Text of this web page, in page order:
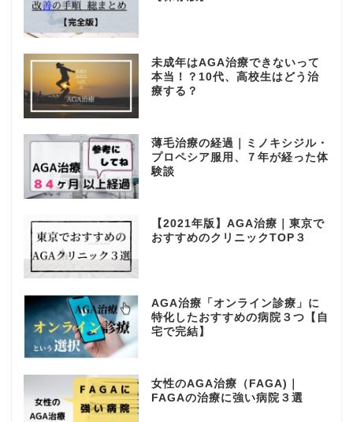
未成年はAGA治療できないって
本当！？10代、高校生はどう治
療する？
薄毛治療の経過｜ミノキシジル・
プロペシア服用、７年が経った体
験談
【2021年版】AGA治療｜東京で
おすすめのクリニックTOP３
AGA治療「オンライン診療」に
特化したおすすめの病院３つ【自
宅で完結】
女性のAGA治療（FAGA)｜
FAGAの治療に強い病院３選